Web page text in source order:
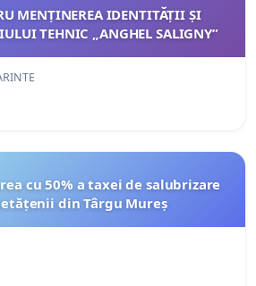
MENȚINEREA IDENTITĂȚII ȘI
COLEGIULUI TEHNIC „ANGHEL SALIGNY”
cu 50% a taxei de salubrizare
din Târgu Mureș